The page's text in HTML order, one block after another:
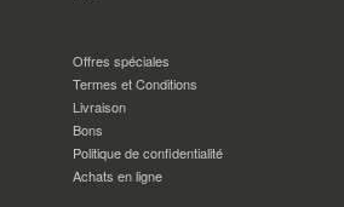
Offres spéciales
Termes et Conditions
Livraison
Bons
Politique de confidentialité
Achats en ligne